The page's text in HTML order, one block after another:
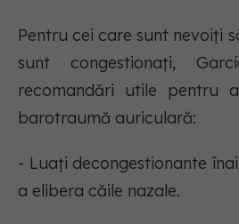
Pentru cei care sunt nevoiți
sunt congestionați,
recomandări utile pentru
barotraumă auriculară:
- Luați decongestionante
a elibera căile nazale.